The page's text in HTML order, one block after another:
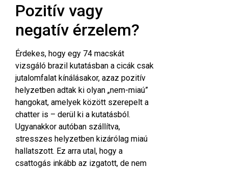
Pozitív vagy
negatív érzelem?
Érdekes, hogy egy 74 macskát
vizsgáló brazil kutatásban a cicák csak
jutalomfalat kínálásakor, azaz pozitív
helyzetben adtak ki olyan „nem-miaú”
hangokat, amelyek között szerepelt a
chatter is – derül ki a kutatásból .
Ugyanakkor autóban szállítva,
stresszes helyzetben kizárólag miaú
hallatszott. Ez arra utal, hogy a
csattogás inkább az izgatott, de nem